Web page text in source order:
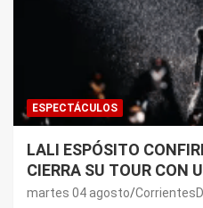
ESPECTÁCULOS
LALI ESPÓSITO
CIERRA SU TOUR CON
martes 04 agosto